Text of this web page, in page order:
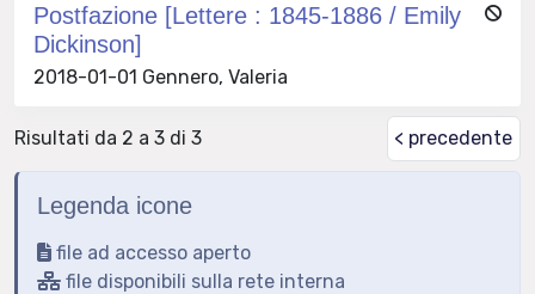
Postfazione [Lettere : 1845-1886 / Emily
Dickinson]
2018-01-01 Gennero, Valeria
Risultati da 2 a 3 di 3 < precedente
Legenda icone
file ad accesso aperto
file disponibili sulla rete interna